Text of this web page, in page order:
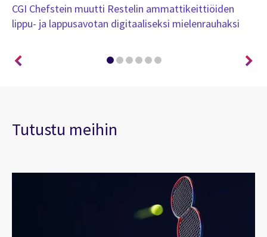
CGI Chefstein muutti Restelin ammattikeittiöiden
lippu- ja lappusavotan digitaaliseksi mielenrauhaksi
Tutustu meihin